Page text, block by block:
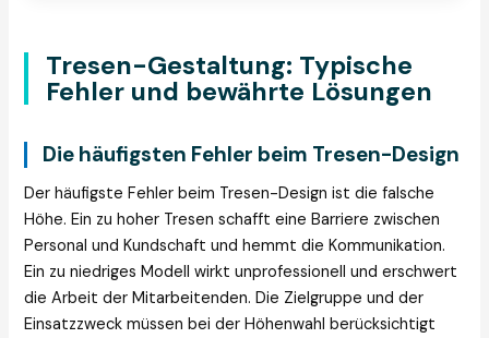
Tresen-Gestaltung: Typische
Fehler und bewährte Lösungen
Die häufigsten Fehler beim Tresen-Design
Der häufigste Fehler beim Tresen-Design ist die falsche
Höhe. Ein zu hoher Tresen schafft eine Barriere zwischen
Personal und Kundschaft und hemmt die Kommunikation.
Ein zu niedriges Modell wirkt unprofessionell und erschwert
die Arbeit der Mitarbeitenden. Die Zielgruppe und der
Einsatzzweck müssen bei der Höhenwahl berücksichtigt